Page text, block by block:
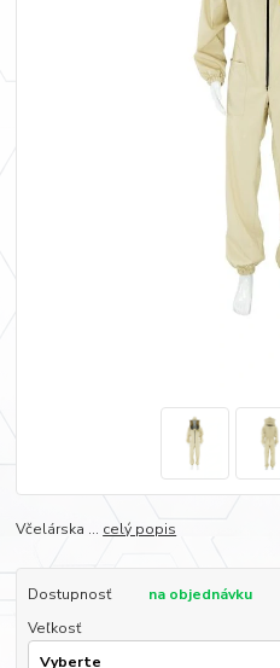
Včelárska ... celý popis
Dostupnosť
na objednávku
Veľkosť